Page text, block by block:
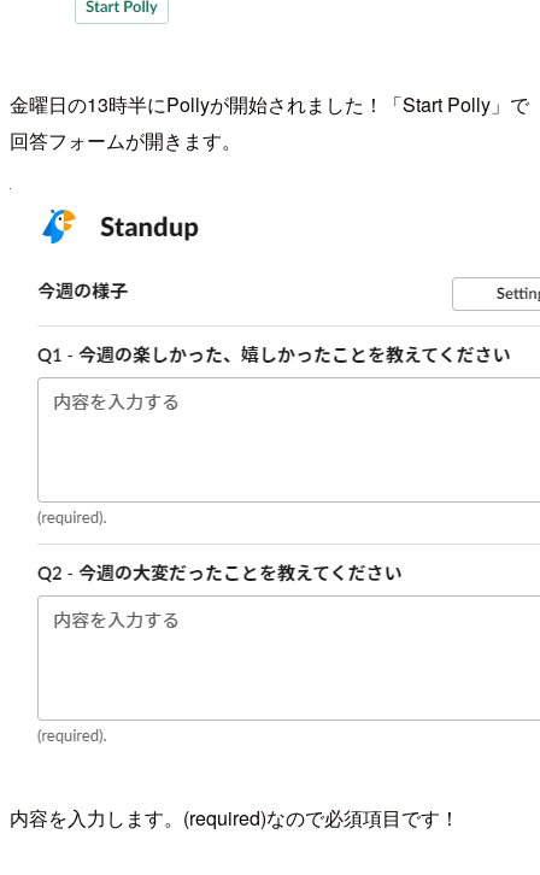
金曜日の13時半にPollyが開始されました！「Start Polly」で
回答フォームが開きます。
内容を入力します。(required)なので必須項目です！